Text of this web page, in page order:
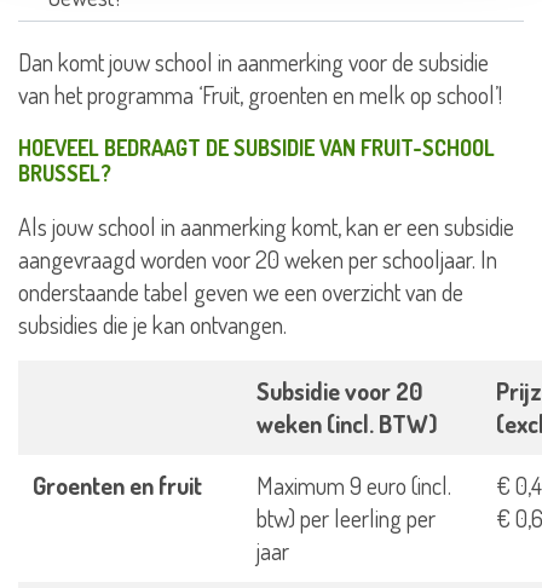
Dan komt jouw school in aanmerking voor de subsidie
van het programma ‘Fruit, groenten en melk op school’!
HOEVEEL BEDRAAGT DE SUBSIDIE VAN FRUIT-SCHOOL
BRUSSEL?
Als jouw school in aanmerking komt, kan er een subsidie
aangevraagd worden voor 20 weken per schooljaar. In
onderstaande tabel geven we een overzicht van de
subsidies die je kan ontvangen.
Subsidie voor 20
weken (incl. BTW)
Groenten en fruit
Maximum 9 euro (incl.
btw) per leerling per
jaar
€
€